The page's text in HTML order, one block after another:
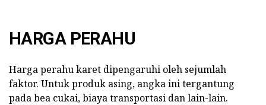
HARGA PERAHU
Harga perahu karet dipengaruhi oleh sejumlah
faktor. Untuk produk asing, angka ini tergantung
pada bea cukai, biaya transportasi dan lain-lain.